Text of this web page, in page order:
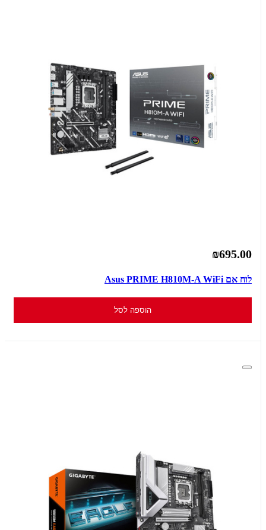
₪695.00
לוח אם Asus PRIME H810M-A WiFi
הוספה לסל